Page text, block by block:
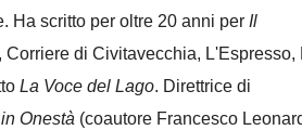
Ha scritto per oltre 20 anni per Il
di Civitavecchia, L'Espresso,
La Voce del Lago. Direttrice di
Onestà (coautore Francesco